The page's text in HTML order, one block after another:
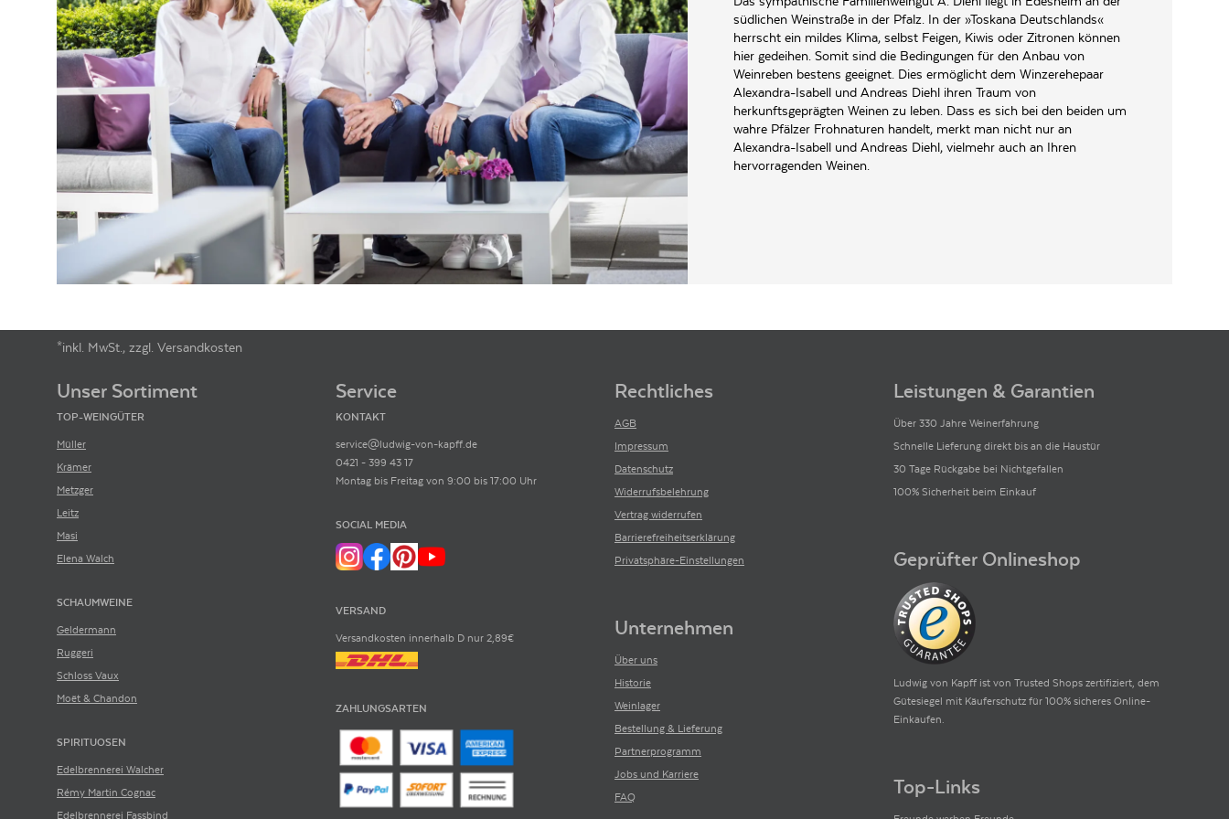
RESTZUCKER 6.9 g/l
GESAMTSÄURE
VERSCHLUSSART Schraubverschluss
LAGERFÄHIGKEIT bis zu 3 Jahre
ALLERGENE /
INHALTSSTOFFE
Sulfite
PRODUKTTYP Entalkoholisierter Wein, vegan
PRODUZENT / ABFÜLLER /
HERSTELLER
Wein- und Sektgut-Destillerie Diehl, Eisenbahnstr. 3a 67483 Edesheim
EAN 4262508483624
südlichen Weinstraße in der Pfalz. In der »Toskana Deutschlands«
herrscht ein mildes Klima, selbst Feigen, Kiwis oder Zitronen können
hier gedeihen. Somit sind die Bedingungen für den Anbau von
Weinreben bestens geeignet. Dies ermöglicht dem Winzerehepaar
Alexandra-Isabell und Andreas Diehl ihren Traum von
herkunftsgeprägten Weinen zu leben. Dass es sich bei den beiden um
wahre Pfälzer Frohnaturen handelt, merkt man nicht nur an
Alexandra-Isabell und Andreas Diehl, vielmehr auch an Ihren
hervorragenden Weinen.
*inkl. MwSt., zzgl. Versandkosten
Unser Sortiment
TOP-WEINGÜTER
Müller
Krämer
Metzger
Leitz
Masi
Elena Walch
SCHAUMWEINE
Geldermann
Ruggeri
Schloss Vaux
Moët & Chandon
SPIRITUOSEN
Edelbrennerei Walcher
Rémy Martin Cognac
Edelbrennerei Fassbind
Service
KONTAKT
service@ludwig-von-kapff.de
0421 - 399 43 17
Montag bis Freitag von 9:00 bis 17:00 Uhr
SOCIAL MEDIA
VERSAND
Versandkosten innerhalb D nur 2,89€
ZAHLUNGSARTEN
Rechtliches
AGB
Impressum
Datenschutz
Widerrufsbelehrung
Vertrag widerrufen
Barrierefreiheitserklärung
Privatsphäre-Einstellungen
Unternehmen
Über uns
Historie
Weinlager
Bestellung & Lieferung
Partnerprogramm
Jobs und Karriere
FAQ
Leistungen & Garantien
Über 330 Jahre Weinerfahrung
Schnelle Lieferung direkt bis an die Haustür
30 Tage Rückgabe bei Nichtgefallen
100% Sicherheit beim Einkauf
Geprüfter Onlineshop
Ludwig von Kapff ist von Trusted Shops zertifiziert, dem
Gütesiegel mit Käuferschutz für 100% sicheres Online-
Einkaufen.
Top-Links